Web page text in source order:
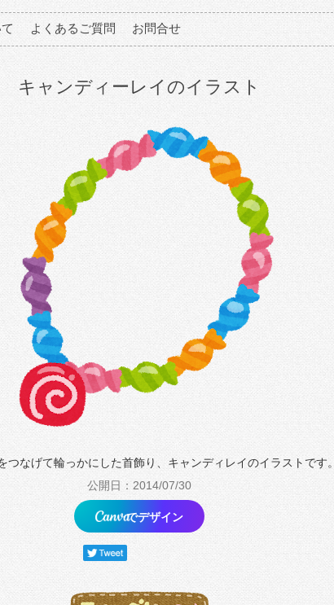
よくあるご質問 お問合せ
キャンディーレイのイラスト
つなげて輪っかにした首飾り、キャンディレイのイラストです。
公開日：2014/07/30
でデザイン